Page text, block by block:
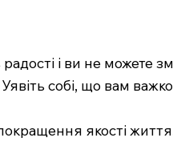
і ви не можете
собі, що вам
якості